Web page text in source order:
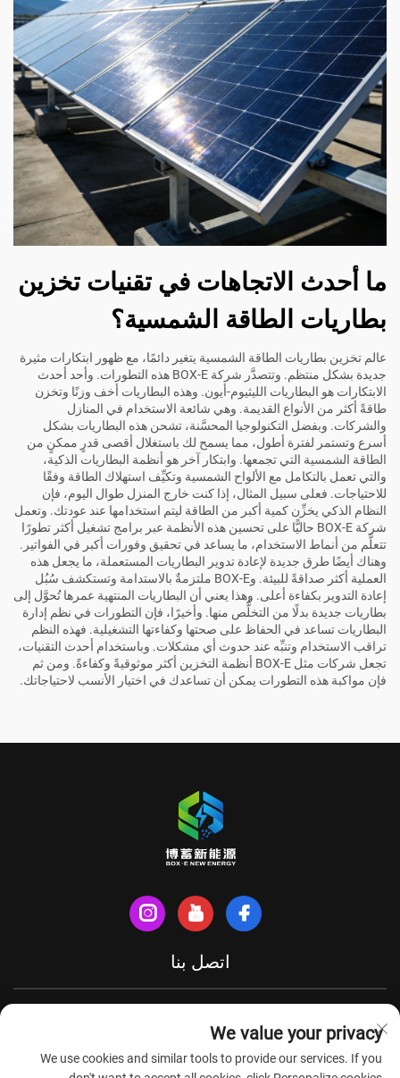
ما أحدث الاتجاهات في تقنيات تخزين
بطاريات الطاقة الشمسية؟
عالم تخزين بطاريات الطاقة الشمسية يتغير دائمًا، مع ظهور ابتكارات مثيرة
جديدة بشكل منتظم. وتتصدَّر شركة BOX-E هذه التطورات. وأحد أحدث
الابتكارات هو البطاريات الليثيوم-أيون. وهذه البطاريات أخف وزنًا وتخزن
طاقةً أكثر من الأنواع القديمة. وهي شائعة الاستخدام في المنازل
والشركات. وبفضل التكنولوجيا المحسَّنة، تشحن هذه البطاريات بشكل
أسرع وتستمر لفترة أطول، مما يسمح لك باستغلال أقصى قدرٍ ممكنٍ من
الطاقة الشمسية التي تجمعها. وابتكار آخر هو أنظمة البطاريات الذكية،
والتي تعمل بالتكامل مع الألواح الشمسية وتكيِّف استهلاك الطاقة وفقًا
للاحتياجات. فعلى سبيل المثال، إذا كنت خارج المنزل طوال اليوم، فإن
النظام الذكي يخزِّن كمية أكبر من الطاقة ليتم استخدامها عند عودتك. وتعمل
شركة BOX-E حاليًّا على تحسين هذه الأنظمة عبر برامج تشغيل أكثر تطورًا
تتعلَّم من أنماط الاستخدام، ما يساعد في تحقيق وفورات أكبر في الفواتير.
وهناك أيضًا طرق جديدة لإعادة تدوير البطاريات المستعملة، ما يجعل هذه
العملية أكثر صداقةً للبيئة. وBOX-E ملتزمةٌ بالاستدامة وتستكشف سُبُل
إعادة التدوير بكفاءة أعلى. وهذا يعني أن البطاريات المنتهية عمرها تُحوَّل إلى
بطاريات جديدة بدلًا من التخلُّص منها. وأخيرًا، فإن التطورات في نظم إدارة
البطاريات تساعد في الحفاظ على صحتها وكفاءتها التشغيلية. فهذه النظم
تراقب الاستخدام وتنبِّه عند حدوث أي مشكلات. وباستخدام أحدث التقنيات،
تجعل شركات مثل BOX-E أنظمة التخزين أكثر موثوقيةً وكفاءةً. ومن ثم
فإن مواكبة هذه التطورات يمكن أن تساعدك في اختيار الأنسب لاحتياجاتك.
اتصل بنا
We value your privacy
We use cookies and similar tools to provide our services. If you